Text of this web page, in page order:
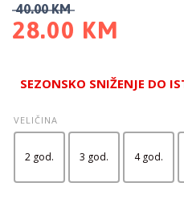
40.00KM
28.00 KM
SEZONSKO SNIŽENJE DO
VELIČINA
2 god. 3 god. 4 god.